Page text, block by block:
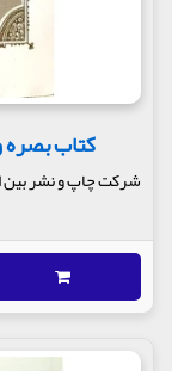
کتاب
شرکت چاپ و نشر بین